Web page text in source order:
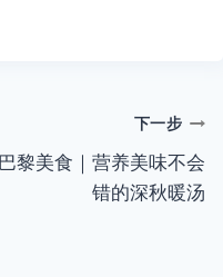
下一步
巴黎美食｜营养美味不会
错的深秋暖汤